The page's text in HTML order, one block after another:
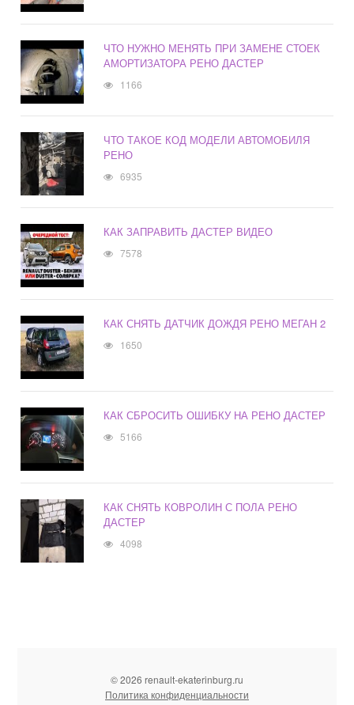
ЧТО НУЖНО МЕНЯТЬ ПРИ ЗАМЕНЕ СТОЕК
АМОРТИЗАТОРА РЕНО ДАСТЕР
1166
ЧТО ТАКОЕ КОД МОДЕЛИ АВТОМОБИЛЯ
РЕНО
6935
КАК ЗАПРАВИТЬ ДАСТЕР ВИДЕО
7578
КАК СНЯТЬ ДАТЧИК ДОЖДЯ РЕНО МЕГАН 2
1650
КАК СБРОСИТЬ ОШИБКУ НА РЕНО ДАСТЕР
5166
КАК СНЯТЬ КОВРОЛИН С ПОЛА РЕНО
ДАСТЕР
4098
© 2026 renault-ekaterinburg.ru
Политика конфиденциальности